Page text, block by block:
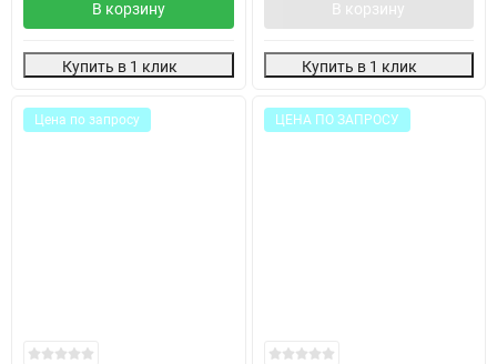
В корзину
Купить в 1 клик
В корзину
Купить в 1 клик
Цена по запросу ЦЕНА ПО ЗАПРОСУ